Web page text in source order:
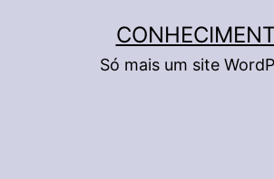
Só mais um site